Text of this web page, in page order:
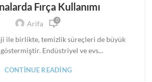
,MAKINALARDA FIRÇA KULLANIMI
, PANEL FIRÇA
Fırça Kullanımı
Arifa 0
ile birlikte, temizlik süreçleri de büyük
Endüstriyel ve evs...
CONTINUE READING